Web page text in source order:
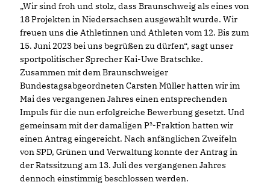
Wir sind froh und stolz, dass Braunschweig als eines von
18 Projekten in Niedersachsen ausgewählt wurde. Wir
freuen uns die Athletinnen und Athleten vom 12. Bis zum
15. Juni 2023 bei uns begrüßen zu dürfen“, sagt unser
sportpolitischer Sprecher Kai-Uwe Bratschke.
Zusammen mit dem Braunschweiger
Bundestagsabgeordneten Carsten Müller hatten wir im
Mai des vergangenen Jahres einen entsprechenden
Impuls für die nun erfolgreiche Bewerbung gesetzt. Und
gemeinsam mit der damaligen P²-Fraktion hatten wir
einen Antrag eingereicht. Nach anfänglichen Zweifeln
von SPD, Grünen und Verwaltung konnte der Antrag in
der Ratssitzung am 13. Juli des vergangenen Jahres
dennoch einstimmig beschlossen werden.